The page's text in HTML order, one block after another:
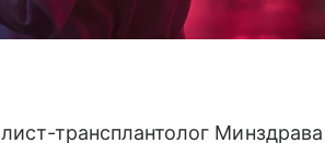
трансплантолог Минздрава